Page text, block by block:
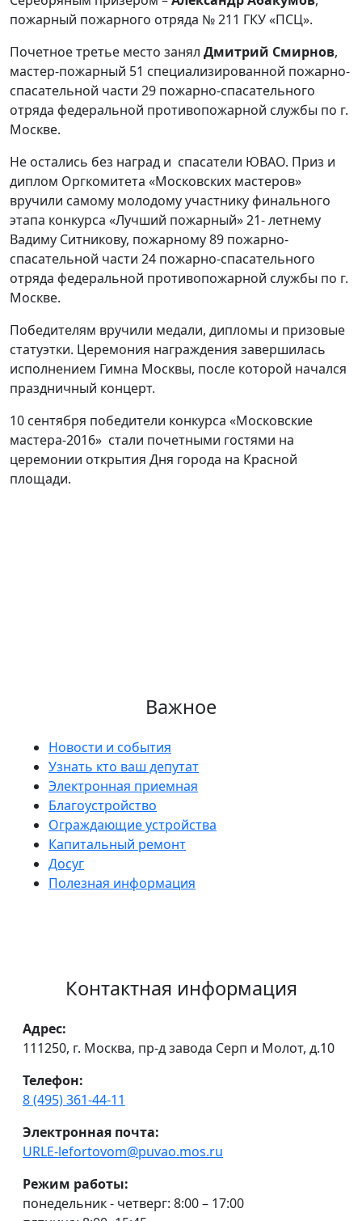
пожарный пожарного отряда № 211 ГКУ «ПСЦ».
Почетное третье место занял Дмитрий Смирнов,
мастер-пожарный 51 специализированной пожарно-
спасательной части 29 пожарно-спасательного
отряда федеральной противопожарной службы по г.
Москве.
Не остались без наград и спасатели ЮВАО. Приз и
диплом Оргкомитета «Московских мастеров»
вручили самому молодому участнику финального
этапа конкурса «Лучший пожарный» 21- летнему
Вадиму Ситникову, пожарному 89 пожарно-
спасательной части 24 пожарно-спасательного
отряда федеральной противопожарной службы по г.
Москве.
Победителям вручили медали, дипломы и призовые
статуэтки. Церемония награждения завершилась
исполнением Гимна Москвы, после которой начался
праздничный концерт.
10 сентября победители конкурса «Московские
мастера-2016» стали почетными гостями на
церемонии открытия Дня города на Красной
площади.
Важное
Новости и события
Узнать кто ваш депутат
Электронная приемная
Благоустройство
Ограждающие устройства
Капитальный ремонт
Досуг
Полезная информация
Контактная информация
Адрес:
111250, г. Москва, пр-д завода Серп и Молот, д.10
Телефон:
8 (495) 361-44-11
Электронная почта:
URLE-lefortovom@puvao.mos.ru
Режим работы:
понедельник - четверг: 8:00 – 17:00